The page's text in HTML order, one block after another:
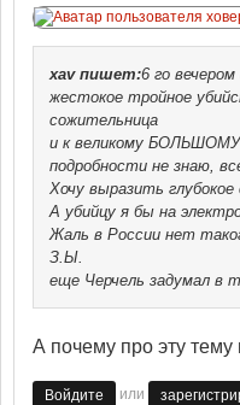
xavпишет:6 го
жестокое тройное
сожительница
и к великому БОЛЬШОМУ
подробности не знаю,
Хочу выразить глубокое
А убийцу я бы на
Жаль в России нет
З.Ы.
еще Черчель задумал в
А почему про эту
Войдите или